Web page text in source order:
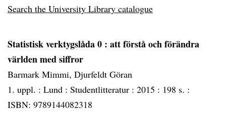
Search the University Library catalogue
Statistisk verktygslåda 0 : att förstå och förändra
världen med siffror
Barmark Mimmi, Djurfeldt Göran
1. uppl. : Lund : Studentlitteratur : 2015 : 198 s. :
ISBN: 9789144082318